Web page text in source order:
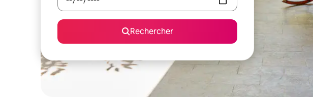
Rechercher